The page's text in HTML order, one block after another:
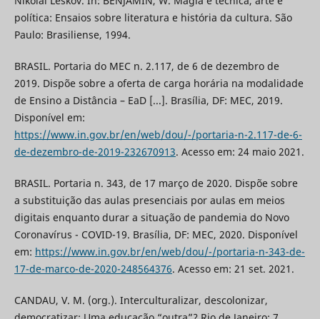
política: Ensaios sobre literatura e história da cultura. São
Paulo: Brasiliense, 1994.
BRASIL. Portaria do MEC n. 2.117, de 6 de dezembro de
2019. Dispõe sobre a oferta de carga horária na modalidade
de Ensino a Distância – EaD [...]. Brasília, DF: MEC, 2019.
Disponível em:
https://www.in.gov.br/en/web/dou/-/portaria-n-2.117-de-6-
de-dezembro-de-2019-232670913. Acesso em: 24 maio 2021.
BRASIL. Portaria n. 343, de 17 março de 2020. Dispõe sobre
a substituição das aulas presenciais por aulas em meios
digitais enquanto durar a situação de pandemia do Novo
Coronavírus - COVID-19. Brasília, DF: MEC, 2020. Disponível
em: https://www.in.gov.br/en/web/dou/-/portaria-n-343-de-
17-de-marco-de-2020-248564376. Acesso em: 21 set. 2021.
CANDAU, V. M. (org.). Interculturalizar, descolonizar,